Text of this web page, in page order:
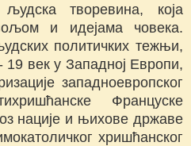
творевина, која
и идејама човека.
политичких тежњи,
19 век у Западној Европи,
западноевропског
Француске
нације и њихове државе
хришћанског